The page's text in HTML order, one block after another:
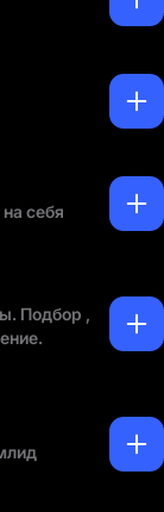
себя
Подбор ,